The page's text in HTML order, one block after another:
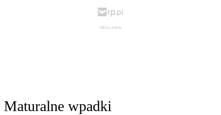
Maturalne wpadki